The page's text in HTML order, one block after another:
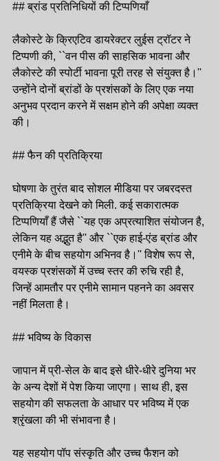
## ब्रांड प्रतिनिधियों की टिप्पणियाँ
लैकोस्टे के क्रिएटिव डायरेक्टर लुईस ट्रॉटर ने
टिप्पणी की, ``वन पीस की साहसिक भावना और
लैकोस्टे की स्पोर्टी भावना पूरी तरह से संयुक्त है।''
उन्होंने दोनों ब्रांडों के प्रशंसकों के लिए एक नया
अनुभव प्रदान करने में सक्षम होने की अपेक्षा व्यक्त
की।
## फैन की प्रतिक्रिया
घोषणा के तुरंत बाद सोशल मीडिया पर जबरदस्त
प्रतिक्रिया देखने को मिली. कई सकारात्मक
टिप्पणियाँ हैं जैसे ``यह एक अप्रत्याशित संयोजन है,
लेकिन यह अद्भुत है'' और ``एक हाई-एंड ब्रांड और
एनीमे के बीच सहयोग अभिनव है।'' विशेष रूप से,
वयस्क प्रशंसकों में उच्च स्तर की रुचि रही है,
जिन्हें आमतौर पर एनीमे सामान पहनने का अवसर
नहीं मिलता है।
## भविष्य के विकास
जापान में प्री-सेल के बाद इसे धीरे-धीरे दुनिया भर
के अन्य देशों में पेश किया जाएगा। साथ ही, इस
सहयोग की सफलता के आधार पर भविष्य में एक
श्रृंखला की भी संभावना है।
यह सहयोग पॉप संस्कृति और उच्च फैशन को